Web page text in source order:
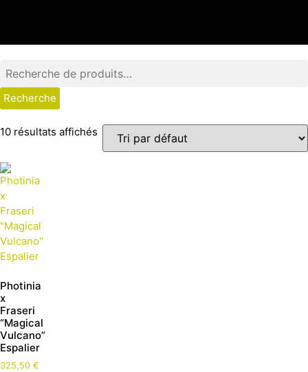
Recherche
10 résultats affichés
Photinia
x
Fraseri
“Magical
Vulcano”
Espalier
325,50 €